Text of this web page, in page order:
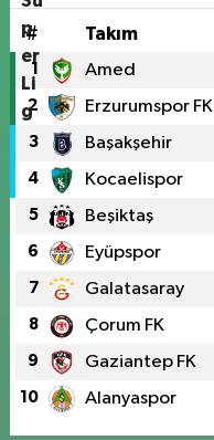
# Takım
1 Amed
2 Erzurumspor FK
3 Başakşehir
4 Kocaelispor
5 Beşiktaş
6 Eyüpspor
7 Galatasaray
8 Çorum FK
9 Gaziantep FK
10 Alanyaspor